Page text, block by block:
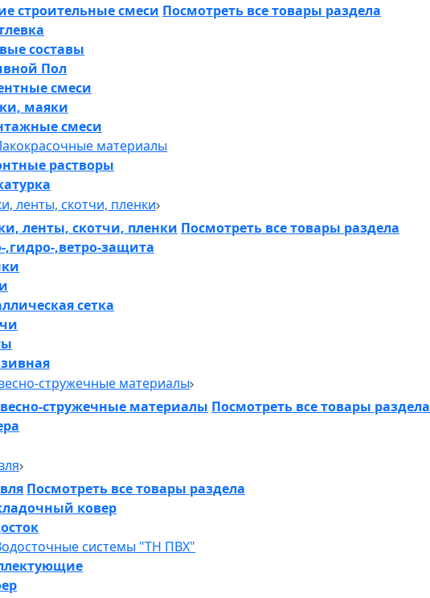
строительные смеси Посмотреть все товары раздела
составы
Пол
смеси
маяки
смеси
материалы
растворы
ленты, скотчи, пленки
ленты, скотчи, пленки Посмотреть все товары раздела
,гидро-,ветро-защита
сетка
стружечные материалы
стружечные материалы Посмотреть все товары раздела
Посмотреть все товары раздела
ковер
системы "ТН ПВХ"